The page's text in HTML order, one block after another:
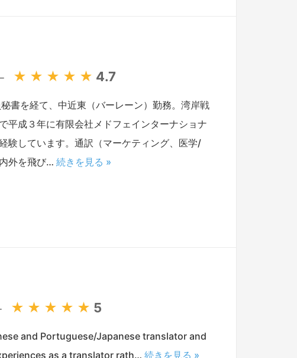
★ ★ ★ ★ ★ 4.7
書を経て、中近東（バーレーン）勤務。湾岸戦
平成３年に有限会社メドフェインターナショナ
験しています。通訳（マーケティング、医学/
外を飛び… 続きを見る »
★ ★ ★ ★ ★ 5
and Portuguese/Japanese translator and
as a translator rath… 続きを見る »